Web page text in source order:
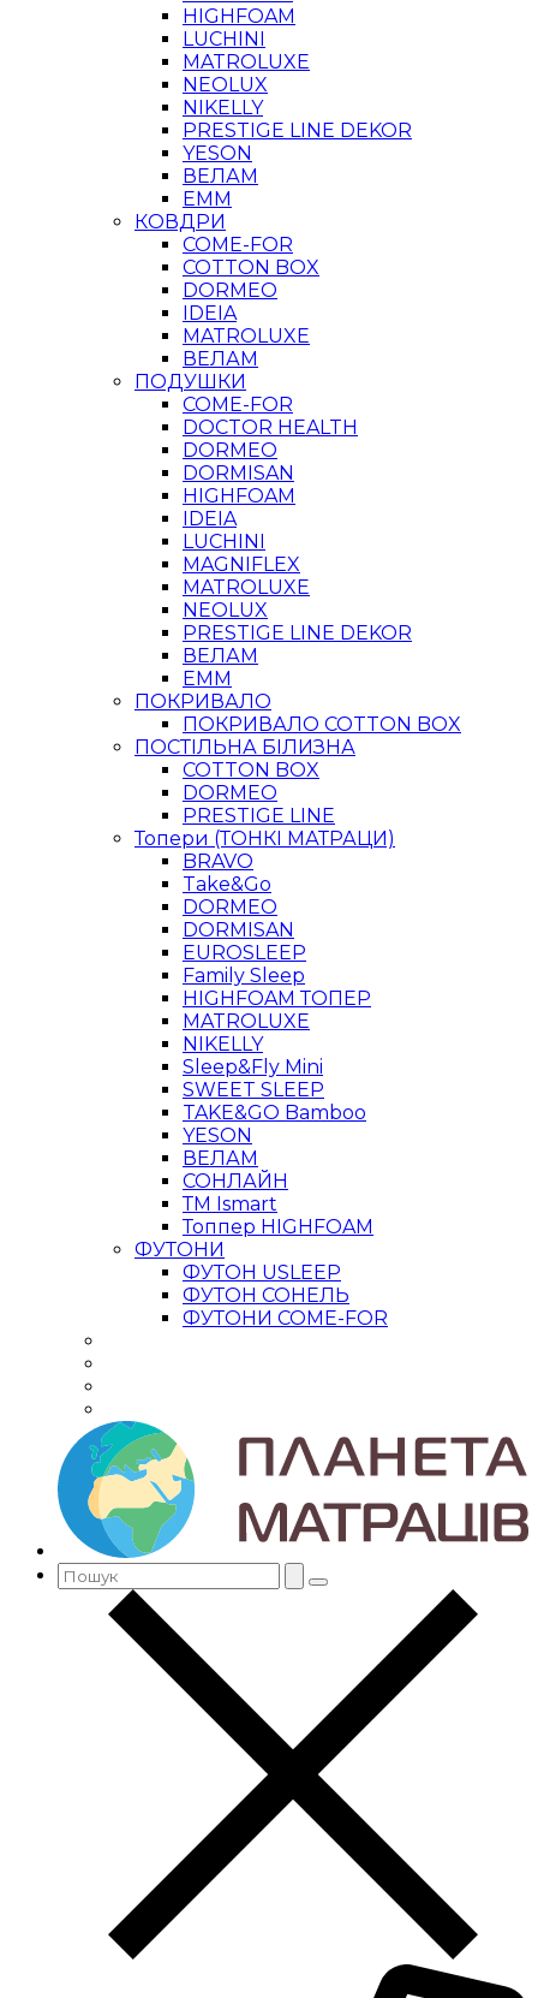
HIGHFOAM
LUCHINI
MATROLUXE
NEOLUX
NIKELLY
PRESTIGE LINE DEKOR
YESON
ВЕЛАМ
ЕММ
КОВДРИ
COME-FOR
COTTON BOX
DORMEO
IDEIA
MATROLUXE
ВЕЛАМ
ПОДУШКИ
COME-FOR
DOCTOR HEALTH
DORMEO
DORMISAN
HIGHFOAM
IDEIA
LUCHINI
MAGNIFLEX
MATROLUXE
NEOLUX
PRESTIGE LINE DEKOR
ВЕЛАМ
ЕММ
ПОКРИВАЛО
ПОКРИВАЛО COTTON BOX
ПОСТІЛЬНА БІЛИЗНА
COTTON BOX
DORMEO
PRESTIGE LINE
Топери (ТОНКІ МАТРАЦИ)
BRAVO
Take&Go
DORMEO
DORMISAN
EUROSLEEP
Family Sleep
HIGHFOAM ТОПЕР
MATROLUXE
NIKELLY
Sleep&Fly Mini
SWEET SLEEP
TAKE&GO Bamboo
YESON
ВЕЛАМ
СОНЛАЙН
ТМ Ismart
Топпер HIGHFOAM
ФУТОНИ
ФУТОН USLEEP
ФУТОН СОНЕЛЬ
ФУТОНИ COME-FOR